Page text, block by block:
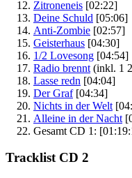
Zitroneneis [02:22]
Deine Schuld [05:06]
Anti-Zombie [02:57]
Geisterhaus [04:30]
1/2 Lovesong [04:54]
Radio brennt (inkl. 1
Lasse redn [04:04]
Der Graf [04:34]
Nichts in der Welt
Alleine in der Nacht
Gesamt CD 1:
Tracklist CD 2